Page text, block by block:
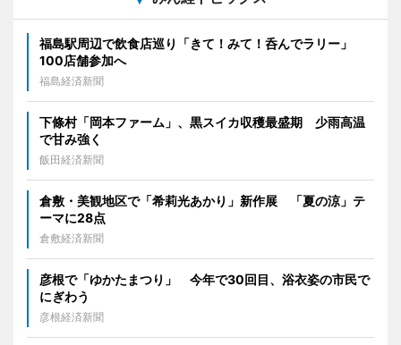
福島駅周辺で飲食店巡り「きて！みて！呑んでラリー」
100店舗参加へ
福島経済新聞
下條村「岡本ファーム」、黒スイカ収穫最盛期 少雨高温
で甘み強く
飯田経済新聞
倉敷・美観地区で「希莉光あかり」新作展 「夏の涼」テ
ーマに28点
倉敷経済新聞
彦根で「ゆかたまつり」 今年で30回目、浴衣姿の市民で
にぎわう
彦根経済新聞